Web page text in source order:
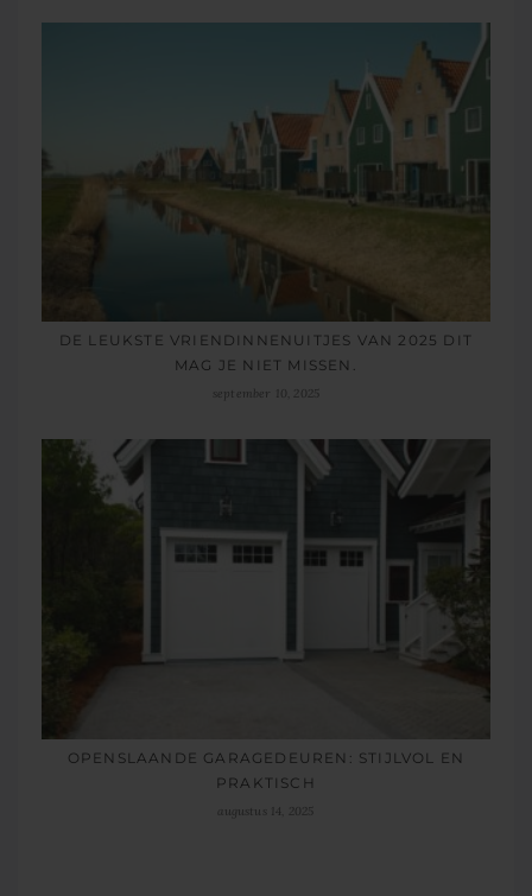
DE LEUKSTE VRIENDINNENUITJES VAN 2025 DIT
MAG JE NIET MISSEN.
september 10, 2025
OPENSLAANDE GARAGEDEUREN: STIJLVOL EN
PRAKTISCH
augustus 14, 2025